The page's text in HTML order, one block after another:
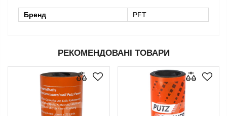
Бренд PFT
РЕКОМЕНДОВАНІ ТОВАРИ